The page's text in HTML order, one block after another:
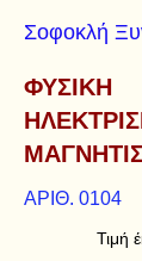
Σοφοκλή
ΦΥΣΙΚΗ
ΑΡΙΘ. 0104
Τιμή